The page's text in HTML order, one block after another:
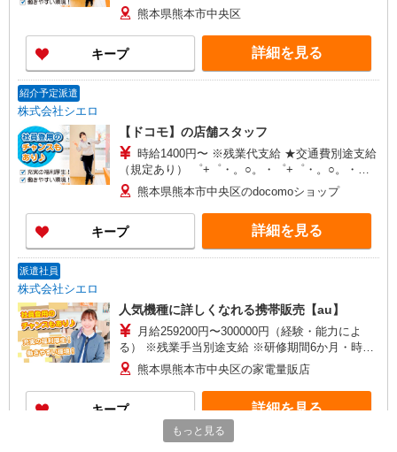
+゜・。○。・゜+゜・。○。・゜+゜ 入社祝い金10
万円支給(規定有) お友達を紹介頂くと, インセンテ
ィブ支給(規定有) ★月2回払い・週払い可能（規程
有）★ ゜・。○。・゜+゜・。○。・゜+゜
熊本県熊本市中央区
キープ 詳細を見る
紹介予定派遣
株式会社シエロ
【ドコモ】の店舗スタッフ
時給1400円〜 ※残業代支給 ★交通費別途支給
（規定あり） ゜+゜・。○。・゜+゜・。○。・゜
+゜ 入社祝い金10万円支給(規定有) お友達を紹介
頂くと, インセンティブ支給(規定有) ★月2回払
い・週払い可能（規程有）★ ゜・。○。・゜
+゜・。○。・゜+゜
熊本県熊本市中央区のdocomoショップ
キープ 詳細を見る
派遣社員
株式会社シエロ
人気機種に詳しくなれる携帯販売【au】
月給259200円〜300000円（経験・能力によ
る） ※残業手当別途支給 ※研修期間6か月・時給
1500円〜 ★交通費別途支給（規定あり） ゜
+゜・。○。・゜+゜・。○。・゜+゜ 入社祝い金10
万円支給(規定有) お友達を紹介頂くと, インセンテ
ィブ支給(規定有) ゜・。○。・゜+゜・。○。・゜
熊本県熊本市中央区の家電量販店
キープ 詳細を見る
もっと見る